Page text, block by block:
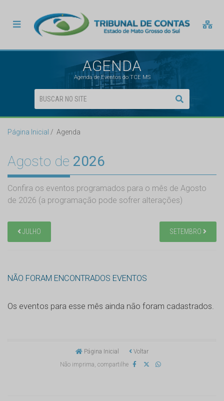
AGENDA
Agenda de Eventos do TCE MS
Página Inicial Agenda
Agosto de 2026
Confira os eventos programados para o mês de Agosto
de 2026 (a programação pode sofrer alterações)
JULHO SETEMBRO
NÃO FORAM ENCONTRADOS EVENTOS
Os eventos para esse mês ainda não foram cadastrados.
Página Inicial
Voltar
Não imprima, compartilhe